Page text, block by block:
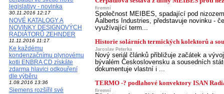
legislativy - novinka
30.11.2016 12:17
NOVÉ KATALOGY A
NOVINKY DESIGNOVÝCH
RADIÁTORŮ ZEHNDER
11.11.2016 11:17
Ke každému
kondenzačnímu plynovému
kotli ENBRA CD získáte
zdarma hlavici odkouření
dle výběru
1.08.2016 13:36
Siemens rozšířil své
firemní
Společnost MEIBES, spadající pod
Aalberts Industries, představuje novinku -
využívající term...
Historie solárních termických kolektorů a
Jaroslav Peterka
Nový seriál článků přibližuje začátek a
bývalém Československu a sousedních
dokumentuje vlastní i ...
TERMO -? podlahové konvektory ISAN
firemní